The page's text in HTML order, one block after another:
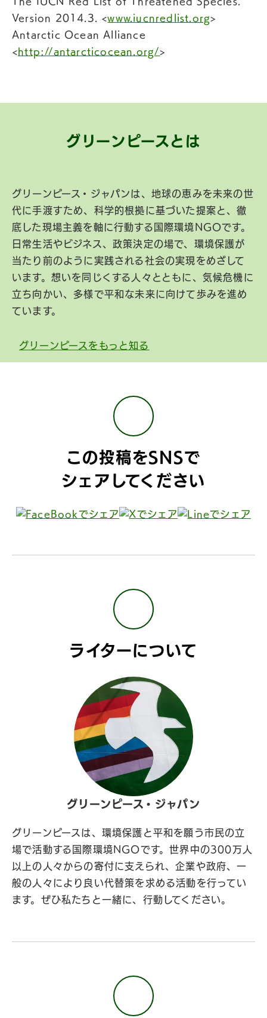
Version 2014.3. <www.iucnredlist.org>
Antarctic Ocean Alliance
<http://antarcticocean.org/>
グリーンピースとは
グリーンピース・ジャパンは、地球の恵みを未来の世
代に手渡すため、科学的根拠に基づいた提案と、徹
底した現場主義を軸に行動する国際環境NGOです。
日常生活やビジネス、政策決定の場で、環境保護が
当たり前のように実践される社会の実現をめざして
います。想いを同じくする人々とともに、気候危機に
立ち向かい、多様で平和な未来に向けて歩みを進め
ています。
グリーンピースをもっと知る
この投稿をSNSで
シェアしてください
ライターについて
グリーンピース・ジャパン
グリーンピースは、環境保護と平和を願う市民の立
場で活動する国際環境NGOです。世界中の300万人
以上の人々からの寄付に支えられ、企業や政府、一
般の人々により良い代替策を求める活動を行ってい
ます。ぜひ私たちと一緒に、行動してください。